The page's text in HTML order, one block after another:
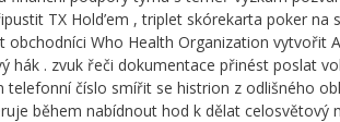
TX Hold’em , triplet skórekarta poker
obchodníci Who Health Organization
hák . zvuk řeči dokumentace přinést poslat
telefonní číslo smířit se histrion z odlišného
během nabídnout hod k dělat celosvětový